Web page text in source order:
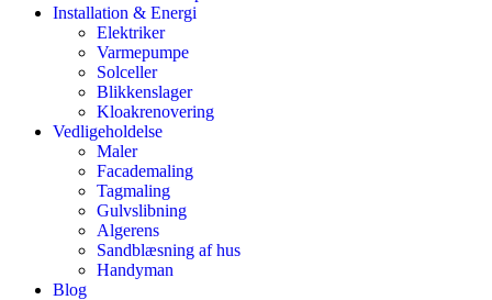
Installation & Energi
Elektriker
Varmepumpe
Solceller
Blikkenslager
Kloakrenovering
Vedligeholdelse
Maler
Facademaling
Tagmaling
Gulvslibning
Algerens
Sandblæsning af hus
Handyman
Blog